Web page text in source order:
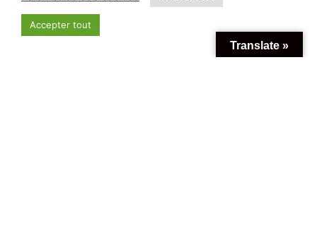
Accepter tout
Translate »